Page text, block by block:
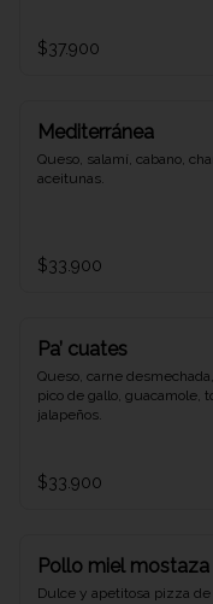
$37.900
Mediterránea
Queso, salamí, cabano,
aceitunas.
$33.900
Pa’ cuates
Queso, carne
pico de gallo, guacamole,
jalapeños.
$33.900
Pollo miel mostaza
Dulce y apetitosa pizza de